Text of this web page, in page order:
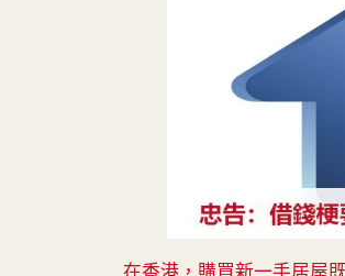
在香港，購買新一手居屋